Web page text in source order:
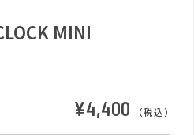
MINI
¥4,400 （税込）